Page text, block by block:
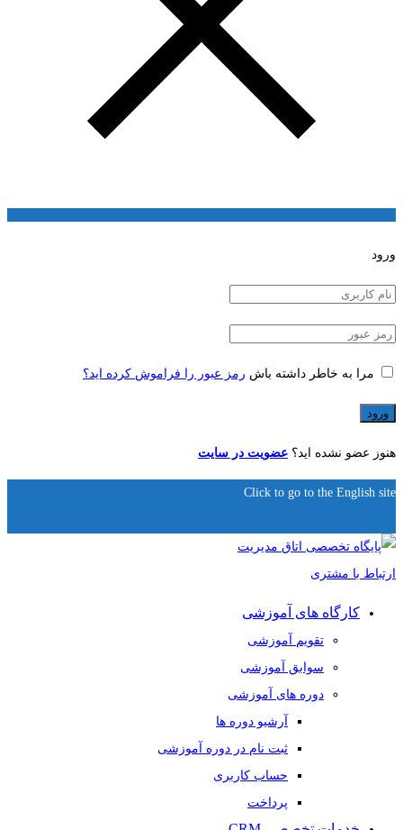
ورود
مرا به خاطر داشته باش رمز عبور را فراموش کرده اید؟
هنوز عضو نشده اید؟ عضویت در سایت
Click to go to the English site
کارگاه های آموزشی
تقویم آموزشی
سوابق آموزشی
دوره های آموزشی
آرشیو دوره ها
ثبت نام در دوره آموزشی
حساب کاربری
پرداخت